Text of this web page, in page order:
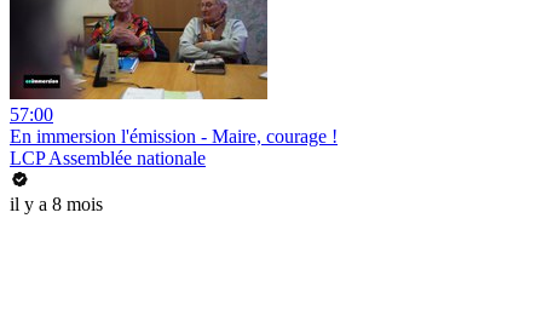
57:00
En immersion l'émission - Maire, courage !
LCP Assemblée nationale
il y a 8 mois